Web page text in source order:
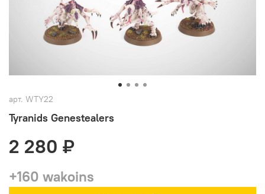
арт. WTY22
Tyranids Genestealers
2 280 ₽
+160 wakoins